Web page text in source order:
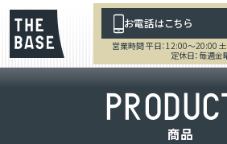
お電話はこちら
営業時間 平日：12:00～20:00
定休日：毎週金
PRODUC
商品